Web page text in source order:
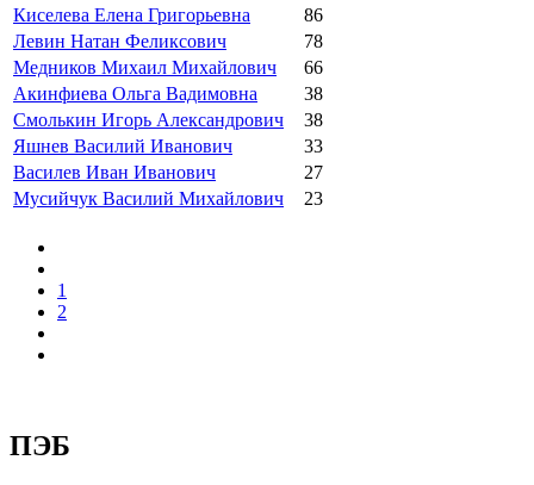
Киселева Елена Григорьевна
86
Левин Натан Феликсович
78
Медников Михаил Михайлович
66
Акинфиева Ольга Вадимовна
38
Смолькин Игорь Александрович
38
Яшнев Василий Иванович
33
Василев Иван Иванович
27
Мусийчук Василий Михайлович
23
1
2
ПЭБ